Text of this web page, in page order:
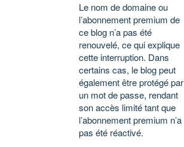
Le nom de domaine ou
l’abonnement premium de
ce blog n’a pas été
renouvelé, ce qui explique
cette interruption. Dans
certains cas, le blog peut
également être protégé par
un mot de passe, rendant
son accès limité tant que
l’abonnement premium n’a
pas été réactivé.